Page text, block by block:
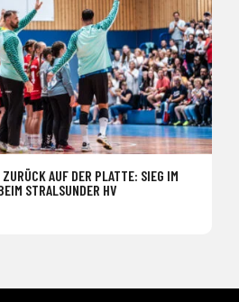
AUF DER PLATTE: SIEG IM
STRALSUNDER HV